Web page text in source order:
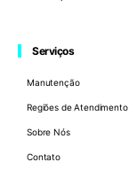
Serviços
Manutenção
Regiões de Atendimento
Sobre Nós
Contato